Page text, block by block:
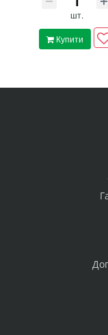
шт.
Купити